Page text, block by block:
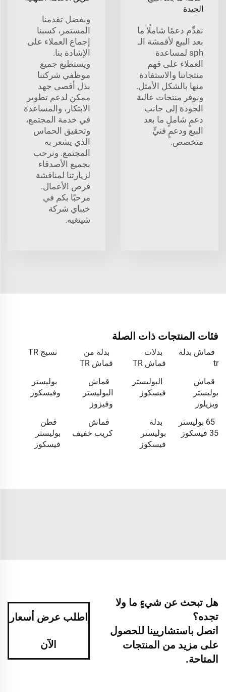
الجيدة
نقدِّم دعمًا شاملًا ما
بعد البيع لأقمشة الـ
sph لمساعدة
العملاء على فهم
منتجاتنا والاستفادة
منها بالشكل الأمثل.
ونوفر منتجات عالية
الجودة إلى جانب
دعمٍ شاملٍ ما بعد
البيع ودعمٍ فنيٍّ
متخصص.
وبفضل تقدمنا
المستمر، كسبنا
إجماع العملاء على
الإشادة بنا.
ويستطيع جميع
موظفي شركتنا
بذل أقصى جهد
ممكن لدعم تطوير
الابتكار، والمساعدة
في خدمة المجتمع،
وتحقيق الحماس
الذي يشعر به
المجتمع. ونرحب
بجميع الأصدقاء
لزيارتنا لمناقشة
فرص الأعمال.
مرحبًا بكم في
خيباي شركة
شينغيه.
فئات المنتجات ذات الصلة
قماش بدلة
tr
بدلات
قماش TR
بدلة من
قماش TR
نسيج TR
قماش
بوليستر
ويزيلوز
البوليستر
فيسكوز
قماش
البوليستر
وفيزوز
بوليستر
وفيسكوز
65 بوليستر
35 فيسكوز
بدلة
بوليستر
فيسكوز
قماش
كريب خفيف
قطن
بوليستر
فيسكوز
هل تبحث عن شيءٍ ما ولا
تجده؟
اتصل باستشاريينا للحصول
على مزيد من المنتجات
المتاحة.
اطلب عرض أسعار
الآن